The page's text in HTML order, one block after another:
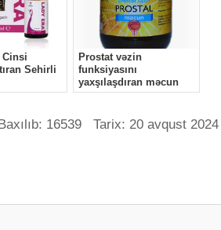
16539 Tarix: 20 avqust 2024